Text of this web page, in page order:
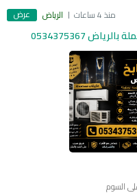
منذ 4 ساعات الرياض عرض
0534375367
السوم